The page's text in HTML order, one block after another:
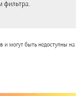
фильтра.
и могут быть недоступны на